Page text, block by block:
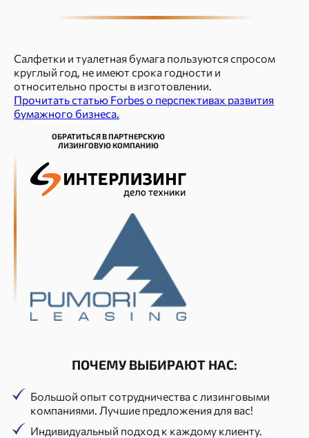
Салфетки и туалетная бумага пользуются спросом
круглый год, не имеют срока годности и
относительно просты в изготовлении.
Прочитать статью Forbes о перспективах развития
бумажного бизнеса.
ОБРАТИТЬСЯ В ПАРТНЕРСКУЮ
ЛИЗИНГОВУЮ КОМПАНИЮ
ПОЧЕМУ ВЫБИРАЮТ НАС:
Большой опыт сотрудничества с лизинговыми
компаниями. Лучшие предложения для вас!
Индивидуальный подход к каждому клиенту.